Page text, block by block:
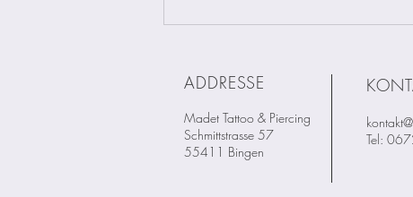
WIESO FINDE ICH
PIERCINGS bei
euch?
ADDRESSE
Madet Tattoo & Piercing
Schmittstrasse 57
55411 Bingen
Tel: